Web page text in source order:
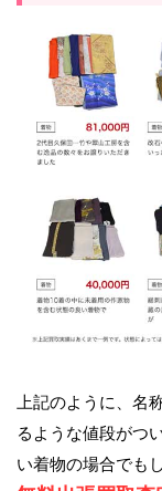
上記のように、名
るような値段がつ
い着物の場合でも